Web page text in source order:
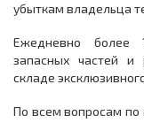
убыткам владельца
Ежедневно более
запасных частей и
складе
По всем вопросам